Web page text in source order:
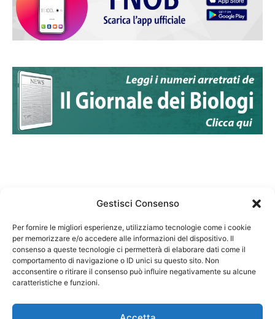
Gestisci Consenso
Per fornire le migliori esperienze, utilizziamo tecnologie come i cookie
per memorizzare e/o accedere alle informazioni del dispositivo. Il
consenso a queste tecnologie ci permetterà di elaborare dati come il
comportamento di navigazione o ID unici su questo sito. Non
acconsentire o ritirare il consenso può influire negativamente su alcune
caratteristiche e funzioni.
Federazione Nazionale Degli Ordini dei Biologi:
codice fiscale 80069130583
Responsabile sito internet www.fnob.it: